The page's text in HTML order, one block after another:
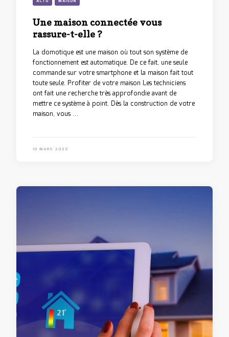
ACTU MAISON
Une maison connectée vous
rassure-t-elle ?
La domotique est une maison où tout son système de
fonctionnement est automatique. De ce fait, une seule
commande sur votre smartphone et la maison fait tout
toute seule. Profiter de votre maison Les techniciens
ont fait une recherche très approfondie avant de
mettre ce système à point. Dès la construction de votre
maison, vous …
10 MARS 2020